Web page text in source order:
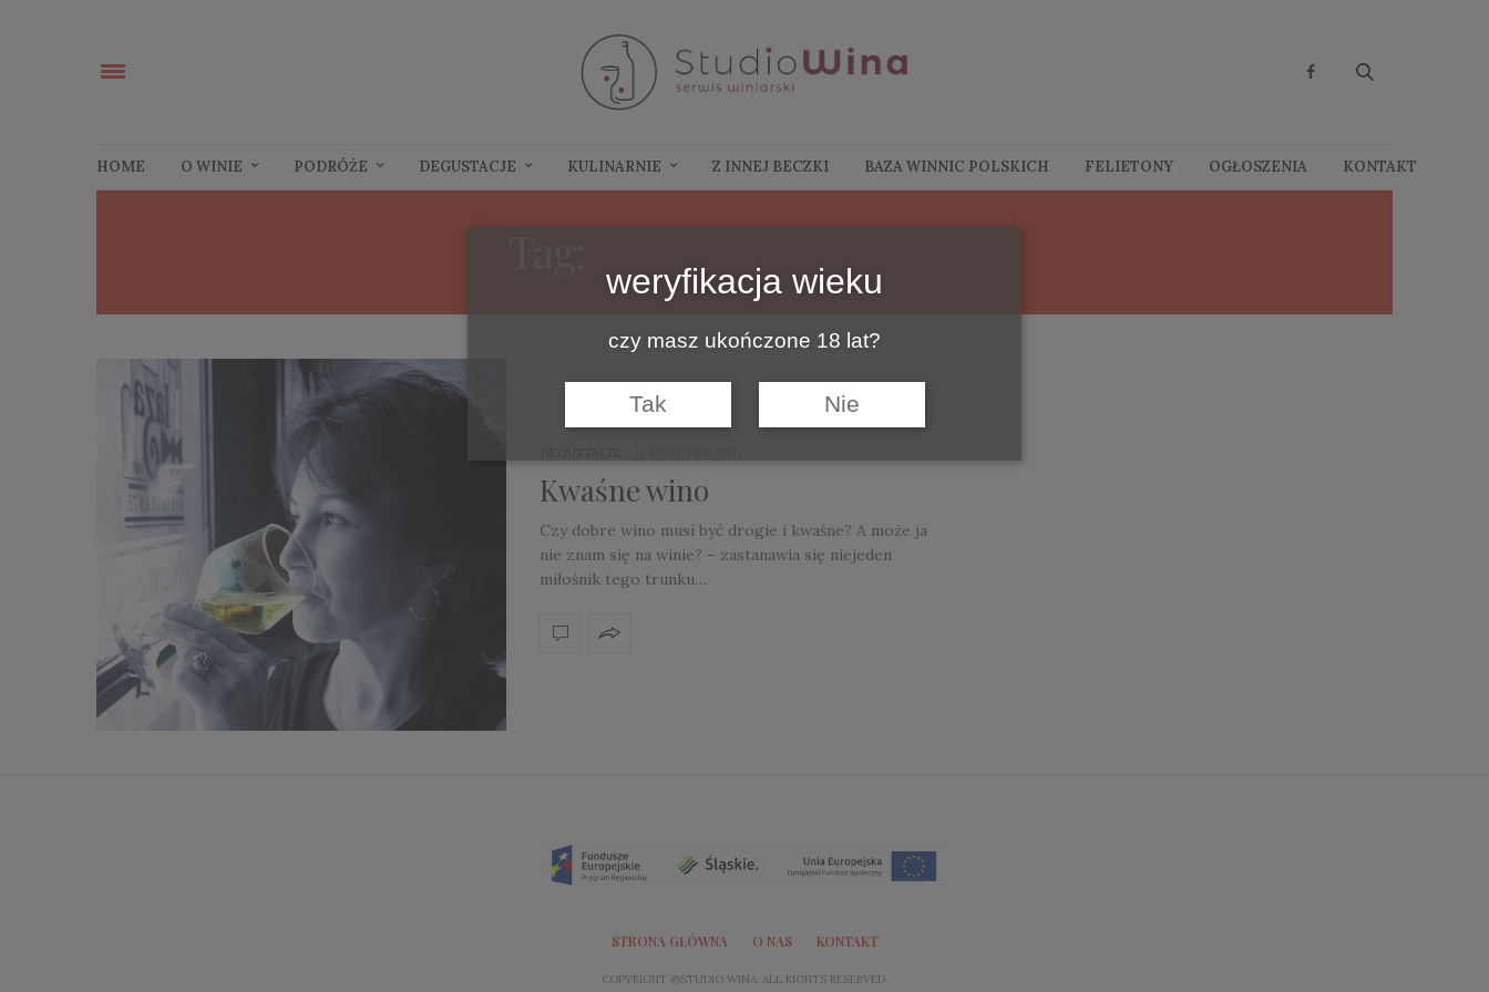
HOME O WINIE PODRÓŻE DEGUSTACJE KULINARNIE Z INNEJ BECZKI BAZA WINNIC POLSKICH FELIETONY OGŁOSZENIA KONTAKT
Kwaśne wino
Czy dobre wino musi być drogie i kwaśne? A może ja
nie znam się na winie? – zastanawia się niejeden
miłośnik tego trunku…
STRONA GŁÓWNA O NAS KONTAKT
COPYRIGHT ©STUDIO WINA. ALL RIGHTS RESERVED.
weryfikacja wieku
czy masz ukończone 18 lat?
Tak Nie